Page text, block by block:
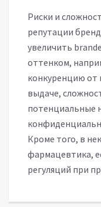
Риски и
репутации
увеличить
оттенком,
конкуренцию от
выдаче,
потенциальные
Кроме того, в
фармацевтика,
регуляций при